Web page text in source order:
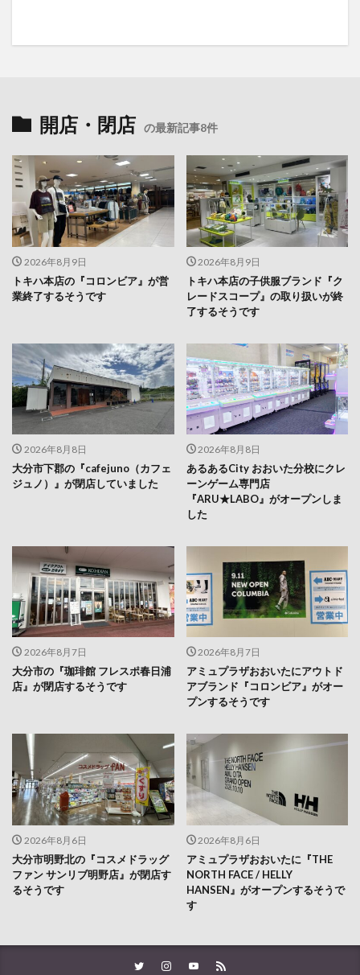
開店・閉店 の最新記事8件
2026年8月9日
トキハ本店の『コロンビア』が営
業終了するそうです
2026年8月9日
トキハ本店の子供服ブランド『ク
レードスコープ』の取り扱いが終
了するそうです
2026年8月8日
大分市下郡の『cafejuno（カフェ
ジュノ）』が閉店していました
2026年8月8日
あるあるCity おおいた分校にクレ
ーンゲーム専門店
『ARU★LABO』がオープンしま
した
2026年8月7日
大分市の『珈琲館 フレスポ春日浦
店』が閉店するそうです
2026年8月7日
アミュプラザおおいたにアウトド
アブランド『コロンビア』がオー
プンするそうです
2026年8月6日
大分市明野北の『コスメドラッグ
ファン サンリブ明野店』が閉店す
るそうです
2026年8月6日
アミュプラザおおいたに『THE
NORTH FACE / HELLY
HANSEN』がオープンするそうで
す